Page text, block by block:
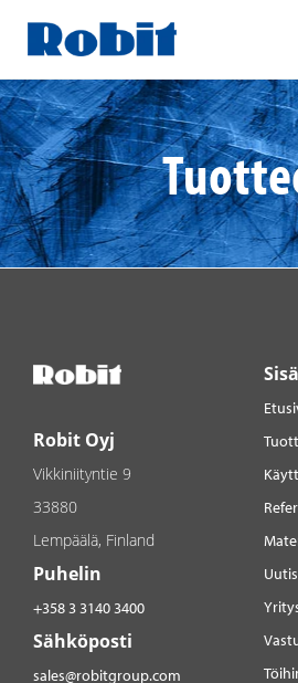
Skip
to
content
Robit Oyj
Vikkiniityntie 9
33880
Lempäälä, Finland
Puhelin
+358 3 3140 3400
Sähköposti
sales@robitgroup.com